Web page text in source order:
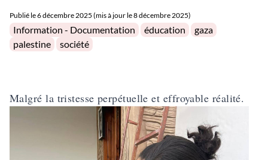
Publié le6 décembre 2025 (mis à jour le 8 décembre 2025)
Posted in
Information - Documentation Tags:
éducation
gaza
palestine
société
Malgré la tristesse perpétuelle et effroyable réalité.